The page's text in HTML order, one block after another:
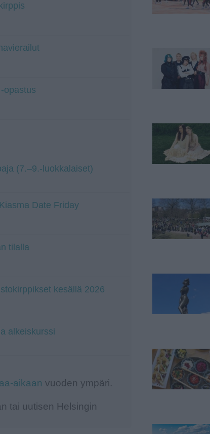
opastus
(7.–9.-luokkalaiset)
Date Friday
tilalla
kesällä 2026
alkeiskurssi
aikaan vuoden ympäri.
tai uutisen Helsingin